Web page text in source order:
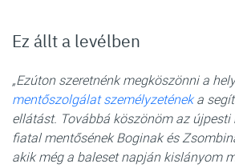
Ez állt a levélben
„Ezúton szeretnénk megköszönni a
mentőszolgálat személyzeténeka
ellátást. Továbbá köszönöm az
fiatal mentősének Boginak és
akik még a baleset napján kislányom